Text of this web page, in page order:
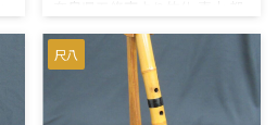
内径 約2.3cm 外径 約3.2cm管
尻 内径 約2.1cm 外径 約
5.8cm重量 約 410g 和楽器の
松芳堂℡0120-261-263（ ...
山流 尺八 一尺八寸を宅配買取
させていただきました。上管
と下管に竹仙と真山の銘がそ
れぞれ入っています。真山氏は
尺八